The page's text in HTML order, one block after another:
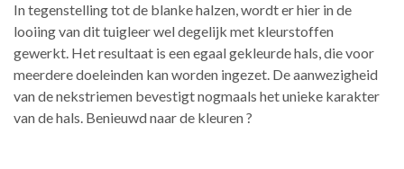
In tegenstelling tot de blanke halzen, wordt er hier in de
looiing van dit tuigleer wel degelijk met kleurstoffen
gewerkt. Het resultaat is een egaal gekleurde hals, die voor
meerdere doeleinden kan worden ingezet. De aanwezigheid
van de nekstriemen bevestigt nogmaals het unieke karakter
van de hals. Benieuwd naar de kleuren ?